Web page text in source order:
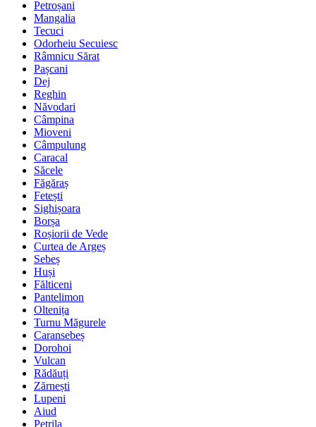
Petroșani
Mangalia
Tecuci
Odorheiu Secuiesc
Râmnicu Sărat
Pașcani
Dej
Reghin
Năvodari
Câmpina
Mioveni
Câmpulung
Caracal
Săcele
Făgăraș
Fetești
Sighișoara
Borșa
Roșiorii de Vede
Curtea de Argeș
Sebeș
Huși
Fălticeni
Pantelimon
Oltenița
Turnu Măgurele
Caransebeș
Dorohoi
Vulcan
Rădăuți
Zărnești
Lupeni
Aiud
Petrila